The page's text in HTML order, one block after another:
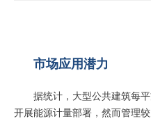
市场应用潜力
据统计，大型公共建筑每
开展能源计量部署，然而管理